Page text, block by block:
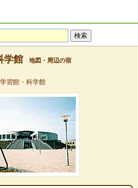
学館 地図・周辺の宿
習館・科学館